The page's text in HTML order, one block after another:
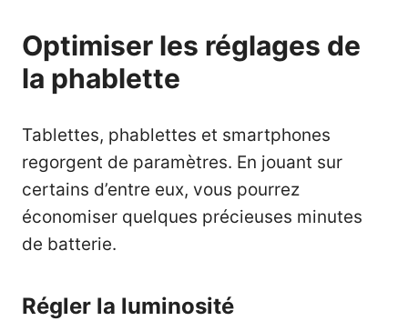
Optimiser les réglages de
la phablette
Tablettes, phablettes et smartphones
regorgent de paramètres. En jouant sur
certains d’entre eux, vous pourrez
économiser quelques précieuses minutes
de batterie.
Régler la luminosité